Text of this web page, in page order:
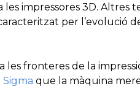
impressores 3D. Altres
per l’evolució
fronteres de la
Sigma que la màquina